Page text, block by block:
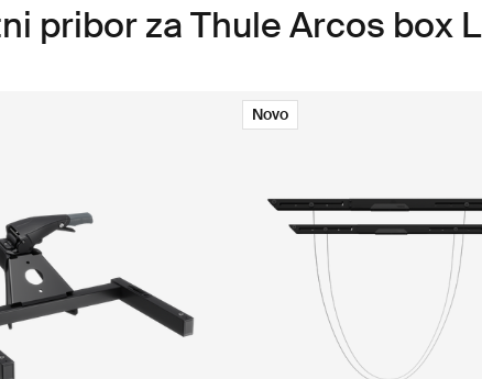
pribor za Thule Arcos box L
Novo